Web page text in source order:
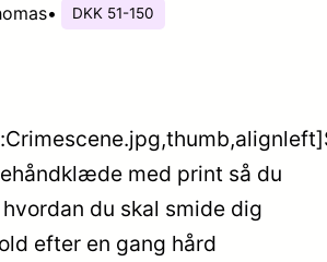
• DKK 51-150
med print så du
du skal smide dig
efter en gang hård